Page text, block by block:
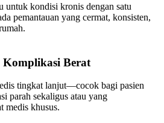
untuk kondisi kronis dengan satu
pemantauan yang cermat, konsisten,
Komplikasi Berat
tingkat lanjut—cocok bagi pasien
parah sekaligus atau yang
medis khusus.